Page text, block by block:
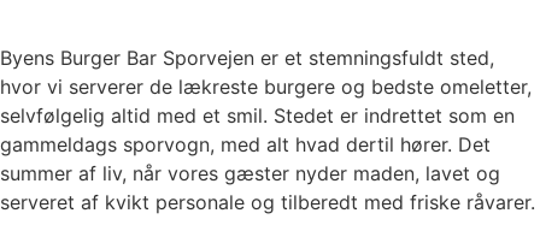
Byens Burger Bar Sporvejen er et stemningsfuldt sted,
hvor vi serverer de lækreste burgere og bedste omeletter,
selvfølgelig altid med et smil. Stedet er indrettet som en
gammeldags sporvogn, med alt hvad dertil hører. Det
summer af liv, når vores gæster nyder maden, lavet og
serveret af kvikt personale og tilberedt med friske råvarer.